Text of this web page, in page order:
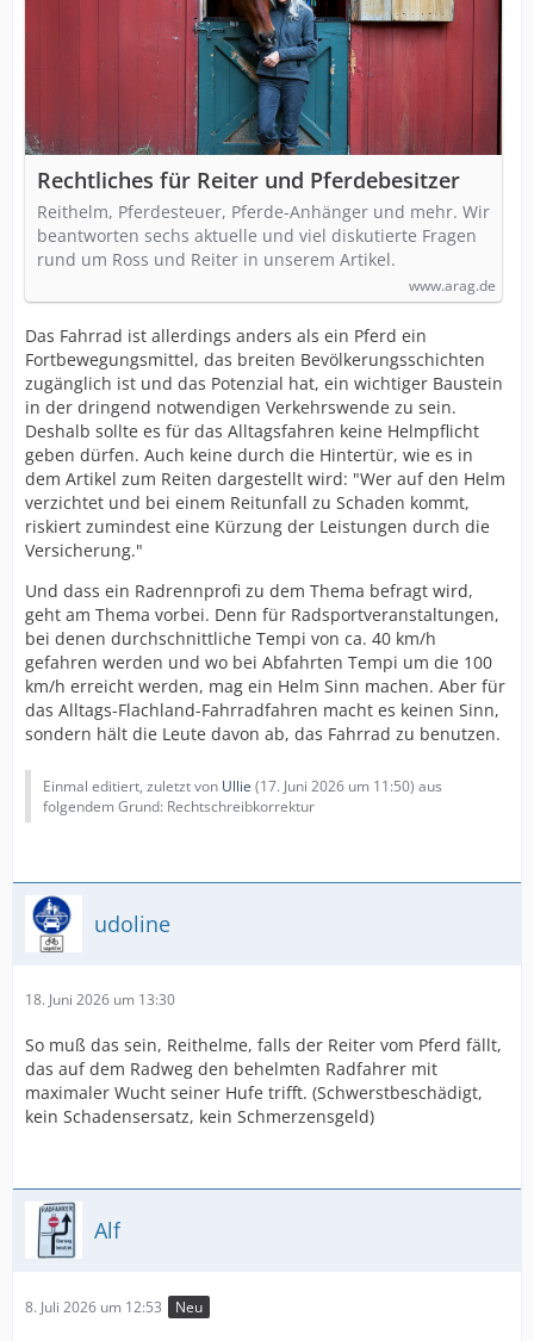
Rechtliches für Reiter und Pferdebesitzer
Reithelm, Pferdesteuer, Pferde-Anhänger und mehr. Wir
beantworten sechs aktuelle und viel diskutierte Fragen
rund um Ross und Reiter in unserem Artikel.
www.arag.de
Das Fahrrad ist allerdings anders als ein Pferd ein
Fortbewegungsmittel, das breiten Bevölkerungsschichten
zugänglich ist und das Potenzial hat, ein wichtiger Baustein
in der dringend notwendigen Verkehrswende zu sein.
Deshalb sollte es für das Alltagsfahren keine Helmpflicht
geben dürfen. Auch keine durch die Hintertür, wie es in
dem Artikel zum Reiten dargestellt wird: "Wer auf den Helm
verzichtet und bei einem Reitunfall zu Schaden kommt,
riskiert zumindest eine Kürzung der Leistungen durch die
Versicherung."
Und dass ein Radrennprofi zu dem Thema befragt wird,
geht am Thema vorbei. Denn für Radsportveranstaltungen,
bei denen durchschnittliche Tempi von ca. 40 km/h
gefahren werden und wo bei Abfahrten Tempi um die 100
km/h erreicht werden, mag ein Helm Sinn machen. Aber für
das Alltags-Flachland-Fahrradfahren macht es keinen Sinn,
sondern hält die Leute davon ab, das Fahrrad zu benutzen.
Einmal editiert, zuletzt von Ullie (17. Juni 2026 um 11:50) aus
folgendem Grund: Rechtschreibkorrektur
udoline
18. Juni 2026 um 13:30
So muß das sein, Reithelme, falls der Reiter vom Pferd fällt,
das auf dem Radweg den behelmten Radfahrer mit
maximaler Wucht seiner Hufe trifft. (Schwerstbeschädigt,
kein Schadensersatz, kein Schmerzensgeld)
Alf
8. Juli 2026 um 12:53 Neu